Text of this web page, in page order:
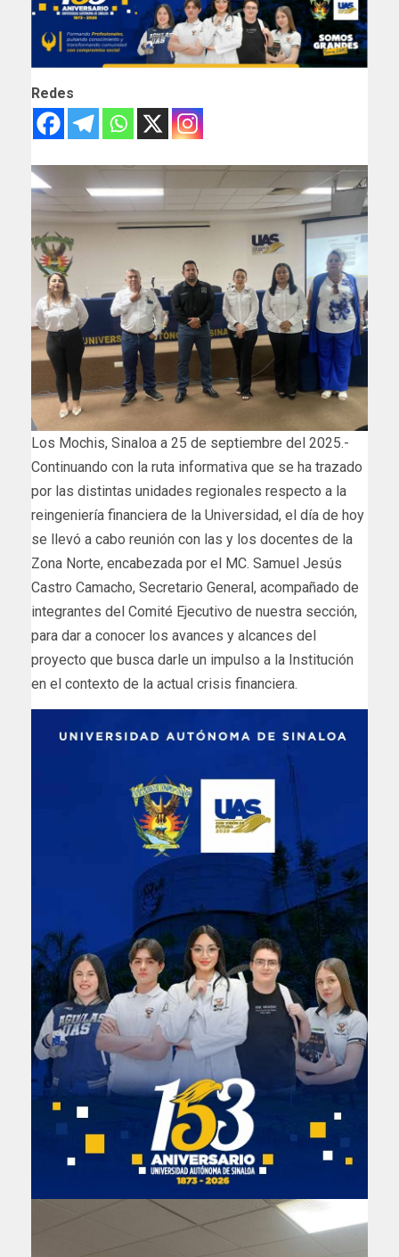
Redes
Los Mochis, Sinaloa a 25 de septiembre del 2025.-
Continuando con la ruta informativa que se ha trazado
por las distintas unidades regionales respecto a la
reingeniería financiera de la Universidad, el día de hoy
se llevó a cabo reunión con las y los docentes de la
Zona Norte, encabezada por el MC. Samuel Jesús
Castro Camacho, Secretario General, acompañado de
integrantes del Comité Ejecutivo de nuestra sección,
para dar a conocer los avances y alcances del
proyecto que busca darle un impulso a la Institución
en el contexto de la actual crisis financiera.